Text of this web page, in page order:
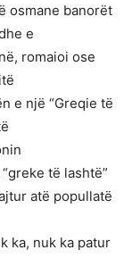
osmane banorët
e
romaioi ose
e një “Greqie të
të lashtë”
atë popullatë
ka, nuk ka patur